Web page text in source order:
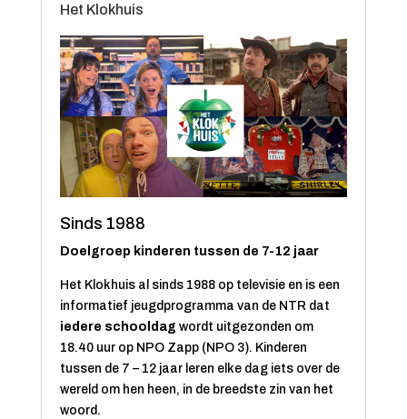
Het Klokhuis
Sinds 1988
Doelgroep kinderen tussen de 7-12 jaar
Het Klokhuis al sinds 1988 op televisie en is een
informatief jeugdprogramma van de NTR dat
iedere schooldag wordt uitgezonden om
18.40 uur op NPO Zapp (NPO 3). Kinderen
tussen de 7 – 12 jaar leren elke dag iets over de
wereld om hen heen, in de breedste zin van het
woord.